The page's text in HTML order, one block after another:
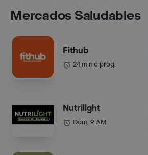
Mercados Saludables
Fithub
24 min o prog.
Nutrilight
Dom, 9 AM